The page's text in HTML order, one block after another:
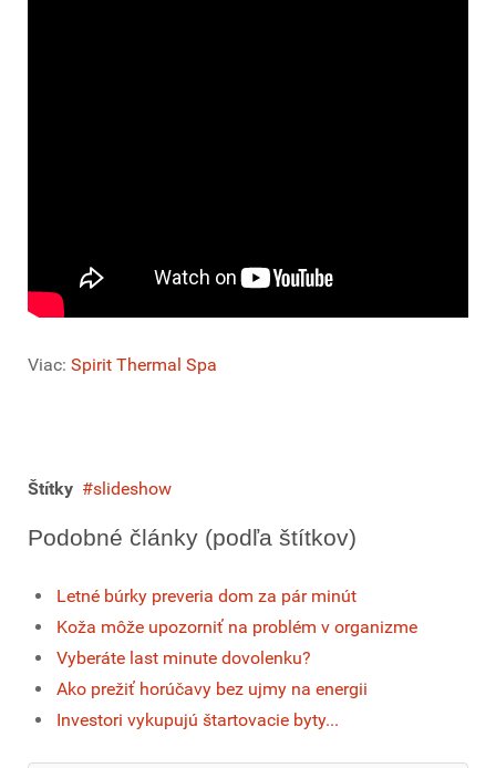
Viac: Spirit Thermal Spa
Štítky slideshow
Podobné články (podľa štítkov)
Letné búrky preveria dom za pár minút
Koža môže upozorniť na problém v organizme
Vyberáte last minute dovolenku?
Ako prežiť horúčavy bez ujmy na energii
Investori vykupujú štartovacie byty...